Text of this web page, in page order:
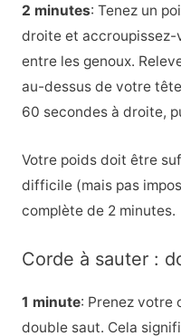
2 minutes: Tenez un
droite et accroupissez-
entre les genoux.
au-dessus de votre
60 secondes à droite,
Votre poids doit être
difficile (mais pas
complète de 2 minutes.
Corde à sauter :
1 minute: Prenez votre
double saut. Cela